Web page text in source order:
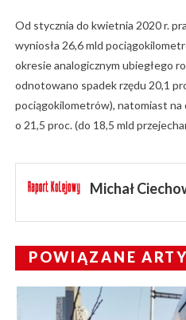
Od stycznia do kwietnia 2020 r.
wyniosła 26,6 mld
okresie analogicznym ubiegłego
odnotowano spadek rzędu 20,1
pociągokilometrów), natomiast na
o 21,5 proc. (do 18,5 mld
Michał
POWIĄZANE